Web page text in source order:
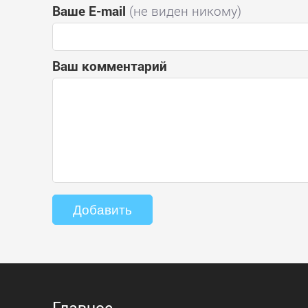
Ваше E-mail (не виден никому)
Ваш комментарий